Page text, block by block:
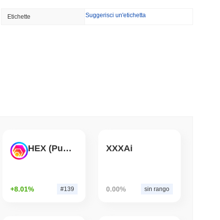
corsa bancaria per tokenizzare i depositi
Etichette Suggerisci un'etichetta
HEX (Pulsechain)
+8.01% #139
XXXAi
0.00% sin rango